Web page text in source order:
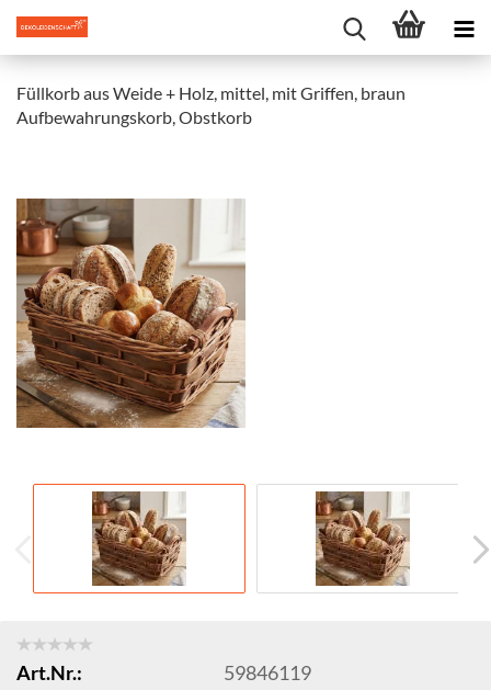
Füllkorb aus Weide + Holz, mittel, mit Griffen, braun
Aufbewahrungskorb, Obstkorb
Art.Nr.:
59846119